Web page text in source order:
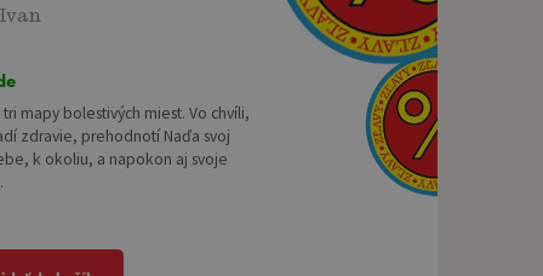
tri mapy bolestivých miest. Vo chvíli,
zdravie, prehodnotí Naďa svoj
k okoliu, a napokon aj svoje